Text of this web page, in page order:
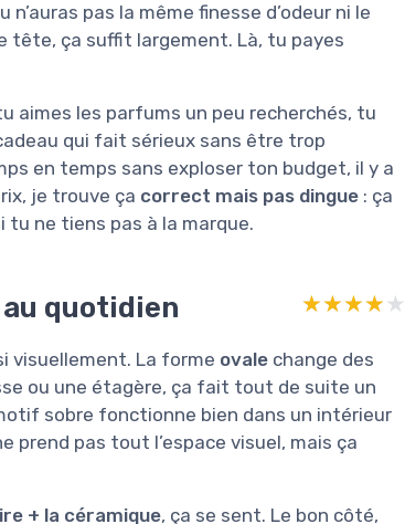
pas la même finesse d’odeur ni le
tête, ça suffit largement. Là, tu payes
aimes les parfums un peu recherchés, tu
qui fait sérieux sans être trop
en temps sans exploser ton budget, il y a
je trouve ça correct mais pas dingue : ça
ne tiens pas à la marque.
quotidien ★★★★★
★★★★★
visuellement. La forme ovale change des
ou une étagère, ça fait tout de suite un
sobre fonctionne bien dans un intérieur
prend pas tout l’espace visuel, mais ça
+ la céramique, ça se sent. Le bon côté,